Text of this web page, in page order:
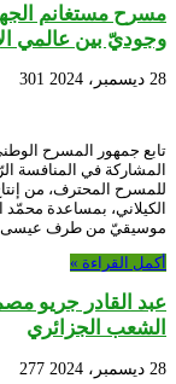
مسرح مستغانم
وجوديّ بين عالمي
28 ديسمبر، 2024 301
تابع جمهور المسرح
المشاركة في المنافسة
للمسرح المحترف، من
الكيلاني، بمساعدة محمّد
موسيقيّ من طرف عيسى
أكمل القراءة »
عبد القادر جريو
الشعب الجزائري
28 ديسمبر، 2024 277